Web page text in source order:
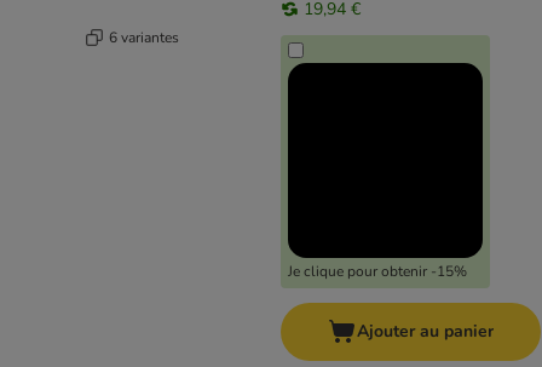
6 variantes
19,94 €
Je clique pour obtenir -15%
Ajouter au panier